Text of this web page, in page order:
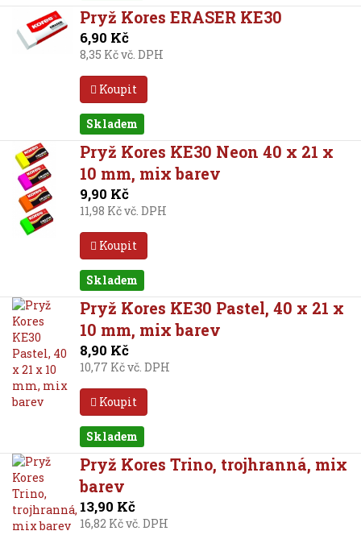
Pryž Kores ERASER KE30
6,90 Kč
8,35 Kč vč. DPH
Koupit
Skladem
Pryž Kores KE30 Neon 40 x 21 x
10 mm, mix barev
9,90 Kč
11,98 Kč vč. DPH
Koupit
Skladem
Pryž Kores KE30 Pastel, 40 x 21 x
10 mm, mix barev
8,90 Kč
10,77 Kč vč. DPH
Koupit
Skladem
Pryž Kores Trino, trojhranná, mix
barev
13,90 Kč
16,82 Kč vč. DPH